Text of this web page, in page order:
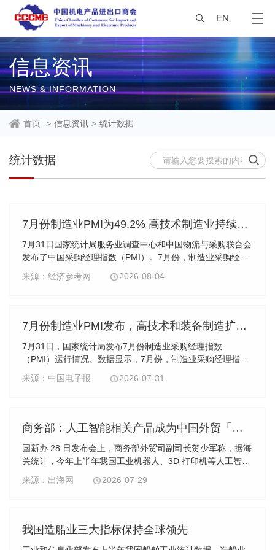
EN
信息资讯
NEWS & INFORMATION
首页 > 信息资讯 > 统计数据
统计数据
7月份制造业PMI为49.2% 高技术制造业持续扩张
7月31日国家统计局服务业调查中心和中国物流与采购联合会
发布了中国采购经理指数（PMI）。7月份，制造业采购经理
指数、非制造业商务活动指数和综合PMI产出指数分别为
49.2%、49.0%和49.3%，比上月下降1.1个、1.2个和1.3个百
来源：经济参考网 2026-08-04
7月份制造业PMI发布，高技术和装备制造扩张势头向好
7月31日，国家统计局发布7月份制造业采购经理指数
（PMI）运行情况。数据显示，7月份，制造业采购经理指数
（PMI）为49.2%，比上月下降1.1个百分点；装备制造业和
高技术制造业PMI分别为51.4%和53.3%，明显高于制造业总
来源：中国电子报 2026-07-31
商务部：人工智能相关产品成为中国外贸「新名片」
国新办 28 日发布会上，商务部外贸司副司长贺少军称，据海
关统计，今年上半年我国工业机器人、3D 打印机等人工智能
相关产品出口表现亮眼，同比分别增长 18.6%、109.3%，成
为中国外贸「新名片」。
来源：出海网 2026-07-29
我国造船业三大指标保持全球领先